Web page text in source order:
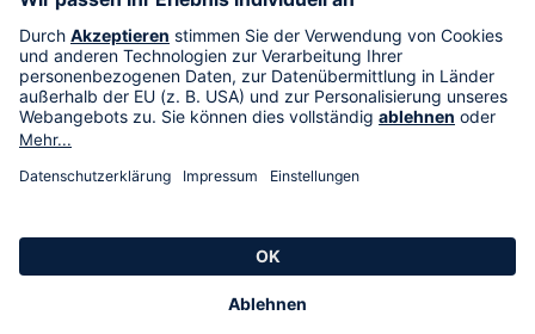
Im TV
HSE International